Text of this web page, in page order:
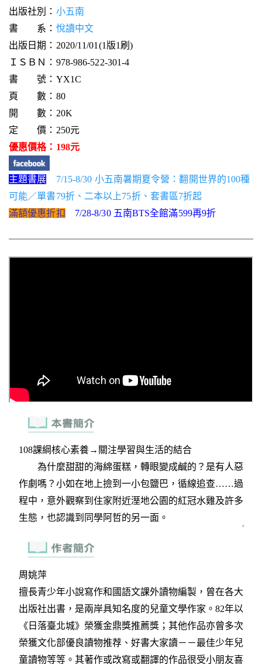
出版社別： 小五南
書 系： 悅讀中文
出版日期：2020/11/01(1版1刷)
ＩＳＢＮ：978-986-522-301-4
書 號：YX1C
頁 數：80
開 數：20K
定 價：250元
優惠價格：198元
主題書展
7/15-8/30 小五南暑期夏令營：翻開世界的100種
可能／單書79折、二本以上75折、套書區7折起
滿額優惠折扣
7/28-8/30 五南BTS全館滿599再9折